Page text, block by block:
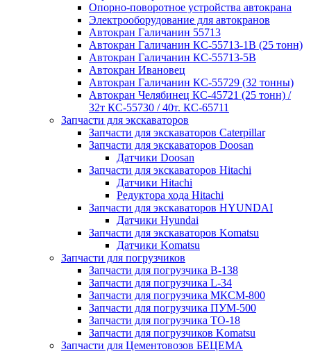
Опорно-поворотное устройства автокрана
Электрооборудование для автокранов
Автокран Галичанин 55713
Автокран Галичанин КС-55713-1В (25 тонн)
Автокран Галичанин КС-55713-5В
Автокран Ивановец
Автокран Галичанин КС-55729 (32 тонны)
Автокран Челябинец КС-45721 (25 тонн) /
32т КС-55730 / 40т. КС-65711
Запчасти для экскаваторов
Запчасти для экскаваторов Caterpillar
Запчасти для экскаваторов Doosan
Датчики Doosan
Запчасти для экскаваторов Hitachi
Датчики Hitachi
Редуктора хода Hitachi
Запчасти для экскаваторов HYUNDAI
Датчики Hyundai
Запчасти для экскаваторов Komatsu
Датчики Komatsu
Запчасти для погрузчиков
Запчасти для погрузчика B-138
Запчасти для погрузчика L-34
Запчасти для погрузчика МКСМ-800
Запчасти для погрузчика ПУМ-500
Запчасти для погрузчика ТО-18
Запчасти для погрузчиков Komatsu
Запчасти для Цементовозов БЕЦЕМА